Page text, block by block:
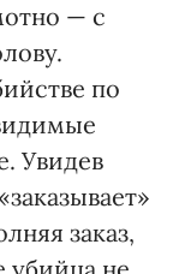
— с
по
Увидев
заказ,